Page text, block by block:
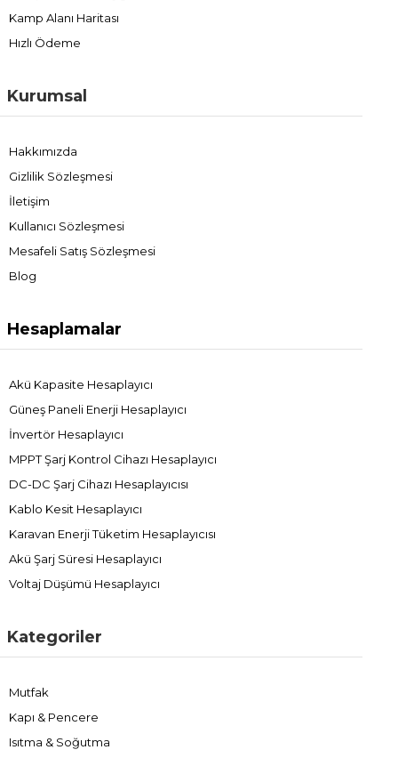
İhtiyacınıza uygun muslukları tercih ederek karavan, tekne veya
yat yaşamınızı daha pratik, hijyenik ve keyifli hale getirebilirsiniz.
Kamp Alanı Haritası
Hızlı Ödeme
Kurumsal
Hakkımızda
Gizlilik Sözleşmesi
İletişim
Kullanıcı Sözleşmesi
Mesafeli Satış Sözleşmesi
Blog
Hesaplamalar
Akü Kapasite Hesaplayıcı
Güneş Paneli Enerji Hesaplayıcı
İnvertör Hesaplayıcı
MPPT Şarj Kontrol Cihazı Hesaplayıcı
DC-DC Şarj Cihazı Hesaplayıcısı
Kablo Kesit Hesaplayıcı
Karavan Enerji Tüketim Hesaplayıcısı
Akü Şarj Süresi Hesaplayıcı
Voltaj Düşümü Hesaplayıcı
Kategoriler
Mutfak
Kapı & Pencere
Isıtma & Soğutma